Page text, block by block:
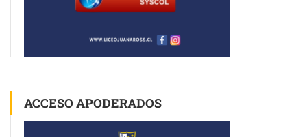
ACCESO APODERADOS